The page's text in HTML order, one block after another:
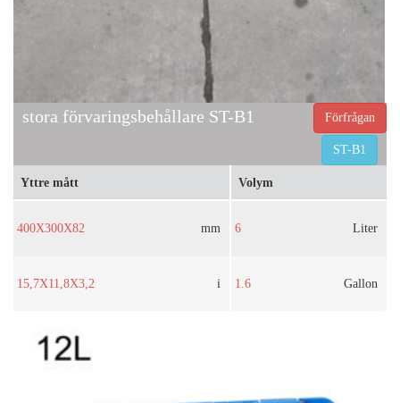
stora förvaringsbehållare ST-B1 Förfrågan
ST-B1
Yttre mått
400X300X82 mm
15,7X11,8X3,2 i
Volym
6 Liter
1.6 Gallon